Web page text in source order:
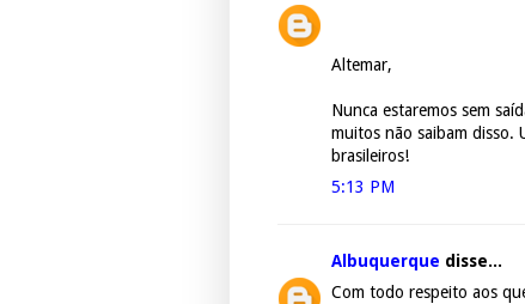
Altemar,
Nunca estaremos sem
muitos não saibam disso.
brasileiros!
5:13 PM
Albuquerque disse...
Com todo respeito aos